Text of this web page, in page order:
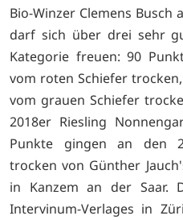
Bio-Winzer Clemens Busch
darf sich über drei sehr
Kategorie freuen: 90
vom roten Schiefer
vom grauen Schiefer
2018er Riesling
Punkte gingen an den
trocken von Günther
in Kanzem an der Saar.
Intervinum-Verlages in